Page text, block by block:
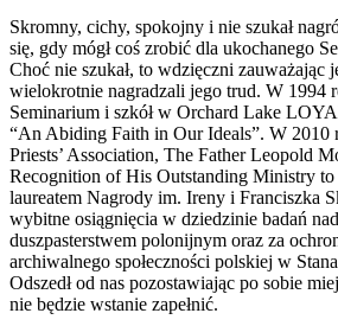
Skromny, cichy, spokojny i nie szukał
się, gdy mógł coś zrobić dla ukochanego
Choć nie szukał, to wdzięczni zauważając
wielokrotnie nagradzali jego trud. W 1994
Seminarium i szkół w Orchard Lake
“An Abiding Faith in Our Ideals”. W 2010
Priests’ Association, The Father Leopold
Recognition of His Outstanding Ministry to
laureatem Nagrody im. Ireny i Franciszka
wybitne osiągnięcia w dziedzinie badań
duszpasterstwem polonijnym oraz za
archiwalnego społeczności polskiej w
Odszedł od nas pozostawiając po sobie
nie będzie wstanie zapełnić.